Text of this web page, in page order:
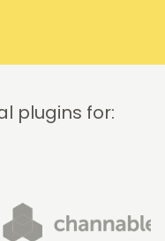
plugins for: